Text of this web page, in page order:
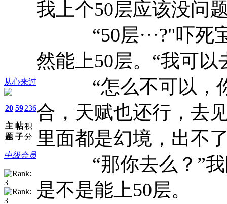
从心来过
20
主
题
59
帖
子
236
积
分
中级会员
我上个50层应该没问
“50层···?"吓死宝
然能上50层。“我可以
“怎么不可以，你
合，天赋也还行，去
里面都是幻境，出不
“那你去么？”我
是不是能上50层。